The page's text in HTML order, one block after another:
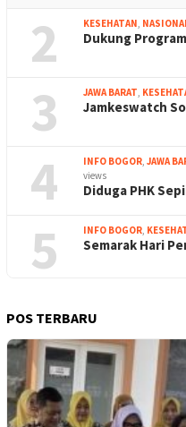
2 KESEHATAN
Dukung
3 JAWA BARAT
Jamkeswatch
4 INFO BOGOR JAWA
views
Diduga PHK
5 INFO BOGOR
Semarak Hari
POS TERBARU